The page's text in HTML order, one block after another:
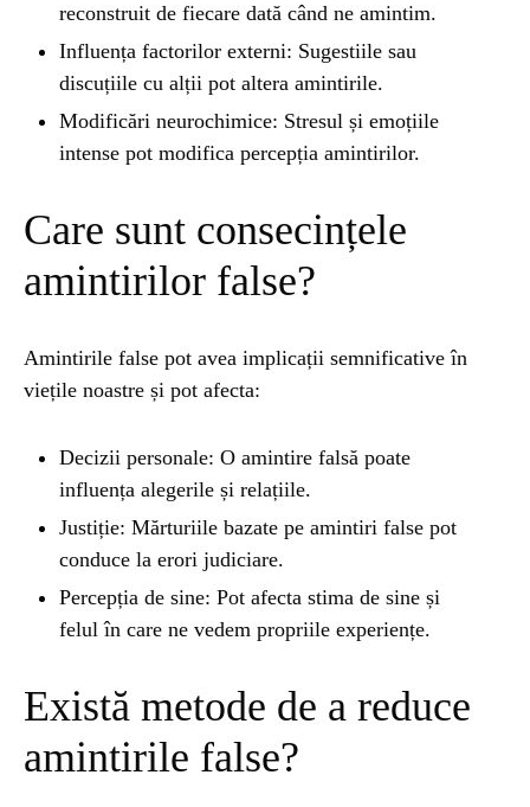
reconstruit de fiecare dată când ne amintim.
Influența factorilor externi: Sugestiile sau
discuțiile cu alții pot altera amintirile.
Modificări neurochimice: Stresul și emoțiile
intense pot modifica percepția amintirilor.
Care sunt consecințele
amintirilor false?
Amintirile false pot avea implicații semnificative în
viețile noastre și pot afecta:
Decizii personale: O amintire falsă poate
influența alegerile și relațiile.
Justiție: Mărturiile bazate pe amintiri false pot
conduce la erori judiciare.
Percepția de sine: Pot afecta stima de sine și
felul în care ne vedem propriile experiențe.
Există metode de a reduce
amintirile false?
Espressor paduri Senseo blocat?Afla cum îl
poti debloca
ȘTIINȚA 1 year ago
Ai simțit vreodată deja-vu? Află de ce se